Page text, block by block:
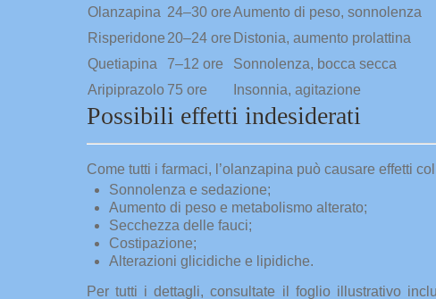
Olanzapina 24–30 oreAumento di peso, sonnolenza
Risperidone 20–24 ore Distonia, aumento prolattina
Quetiapina
7–12 ore
Sonnolenza, bocca secca
Aripiprazolo 75 ore Insonnia, agitazione
Possibili effetti indesiderati
Come tutti i farmaci, l’olanzapina può causare effetti
Sonnolenza e sedazione;
Aumento di peso e metabolismo alterato;
Secchezza delle fauci;
Costipazione;
Alterazioni glicidiche e lipidiche.
Per tutti i dettagli, consultate il foglio illustrativo